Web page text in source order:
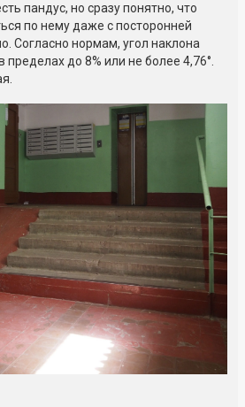
пандус, но сразу понятно, что
по нему даже с посторонней
Согласно нормам, угол наклона
до 8% или не более 4,76°.